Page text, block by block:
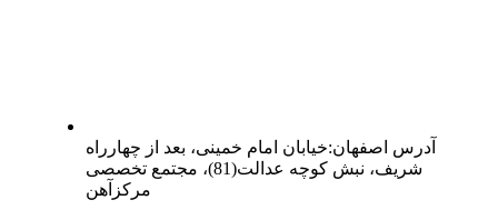
آدرس اصفهان:خیابان امام خمینی، بعد از چهارراه
شریف، نبش کوچه عدالت(81)، مجتمع تخصصی
مرکزآهن